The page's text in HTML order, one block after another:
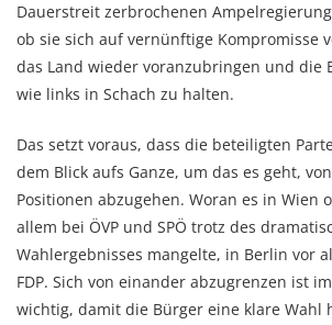
Dauerstreit zerbrochenen
ob sie sich auf vernünftige Kompromisse
das Land wieder voranzubringen und die
wie links in Schach zu halten.
Das setzt voraus, dass die beteiligten
dem Blick aufs Ganze, um das es geht,
Positionen abzugehen. Woran es in Wien
allem bei ÖVP und SPÖ trotz des
Wahlergebnisses mangelte, in Berlin vor
FDP. Sich von einander abzugrenzen ist
wichtig, damit die Bürger eine klare Wahl